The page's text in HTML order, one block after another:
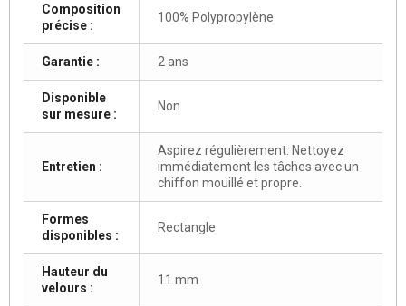
Composition
précise :
100% Polypropylène
Garantie : 2 ans
Disponible
sur mesure :
Non
Entretien :
Aspirez régulièrement. Nettoyez
immédiatement les tâches avec un
chiffon mouillé et propre.
Formes
disponibles :
Rectangle
Hauteur du
velours :
11 mm